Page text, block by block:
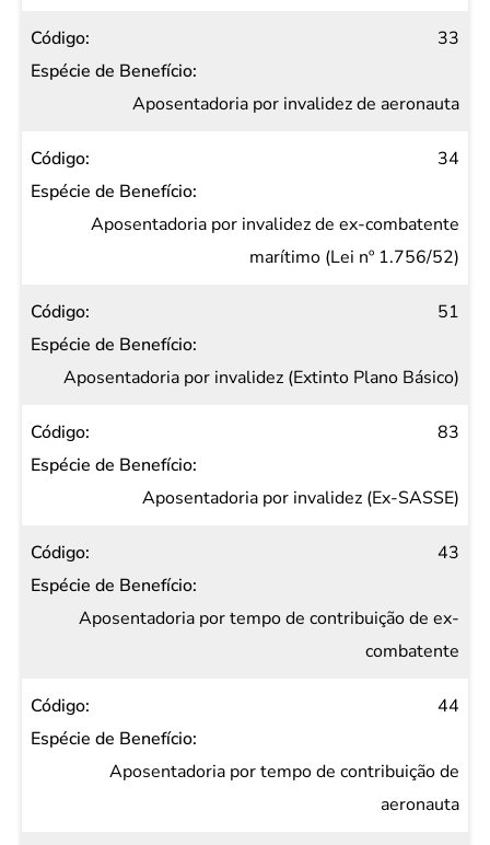
33
Aposentadoria por invalidez de aeronauta
34
Aposentadoria por invalidez de ex-combatente
marítimo (Lei nº 1.756/52)
51
Aposentadoria por invalidez (Extinto Plano Básico)
83
Aposentadoria por invalidez (Ex-SASSE)
43
Aposentadoria por tempo de contribuição de ex-
combatente
44
Aposentadoria por tempo de contribuição de
aeronauta